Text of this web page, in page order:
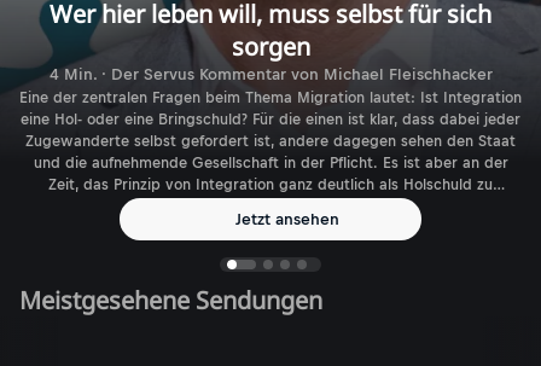
Wer hier leben will, muss selbst für sich
sorgen
4 Min. · Der Servus Kommentar von Michael Fleischhacker
Eine der zentralen Fragen beim Thema Migration lautet: Ist Integration
eine Hol- oder eine Bringschuld? Für die einen ist klar, dass dabei jeder
Zugewanderte selbst gefordert ist, andere dagegen sehen den Staat
und die aufnehmende Gesellschaft in der Pflicht. Es ist aber an der
Zeit, das Prinzip von Integration ganz deutlich als Holschuld zu
Jetzt ansehen
Meistgesehene Sendungen